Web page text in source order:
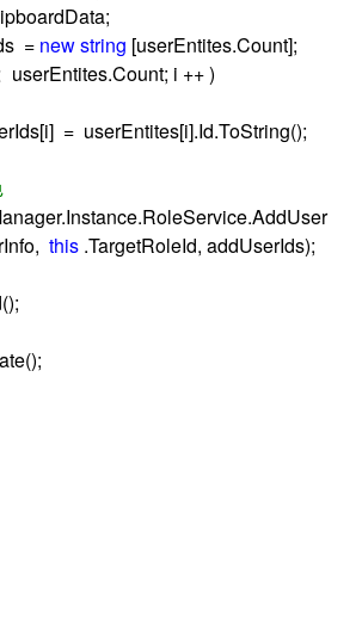
= newstring [userEntites.Count];
userEntites.Count; i ++)
= userEntites[i].Id.ToString();
this .TargetRoleId, addUserIds);